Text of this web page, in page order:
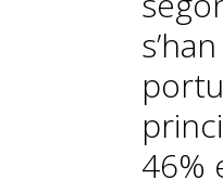
46%